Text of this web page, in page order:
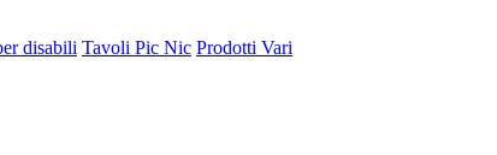
disabili Tavoli Pic Nic Prodotti Vari